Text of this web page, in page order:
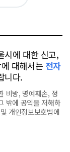
시에 대한 신고,
대해서는 전자
니다.
비방, 명예훼손, 정
밖에 공익을 저해하
개인정보보호법에